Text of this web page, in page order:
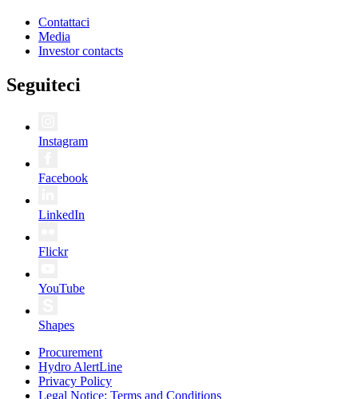
Contattaci
Media
Investor contacts
Seguiteci
Instagram
Facebook
LinkedIn
Flickr
YouTube
Shapes
Procurement
Hydro AlertLine
Privacy Policy
Legal Notice: Terms and Conditions